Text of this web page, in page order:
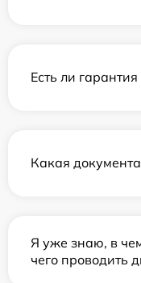
Есть ли
Какая
Я уже знаю, в
чего проводить